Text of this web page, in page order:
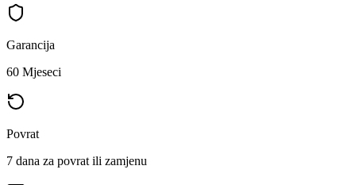
Garancija
60 Mjeseci
Povrat
7 dana za povrat ili zamjenu